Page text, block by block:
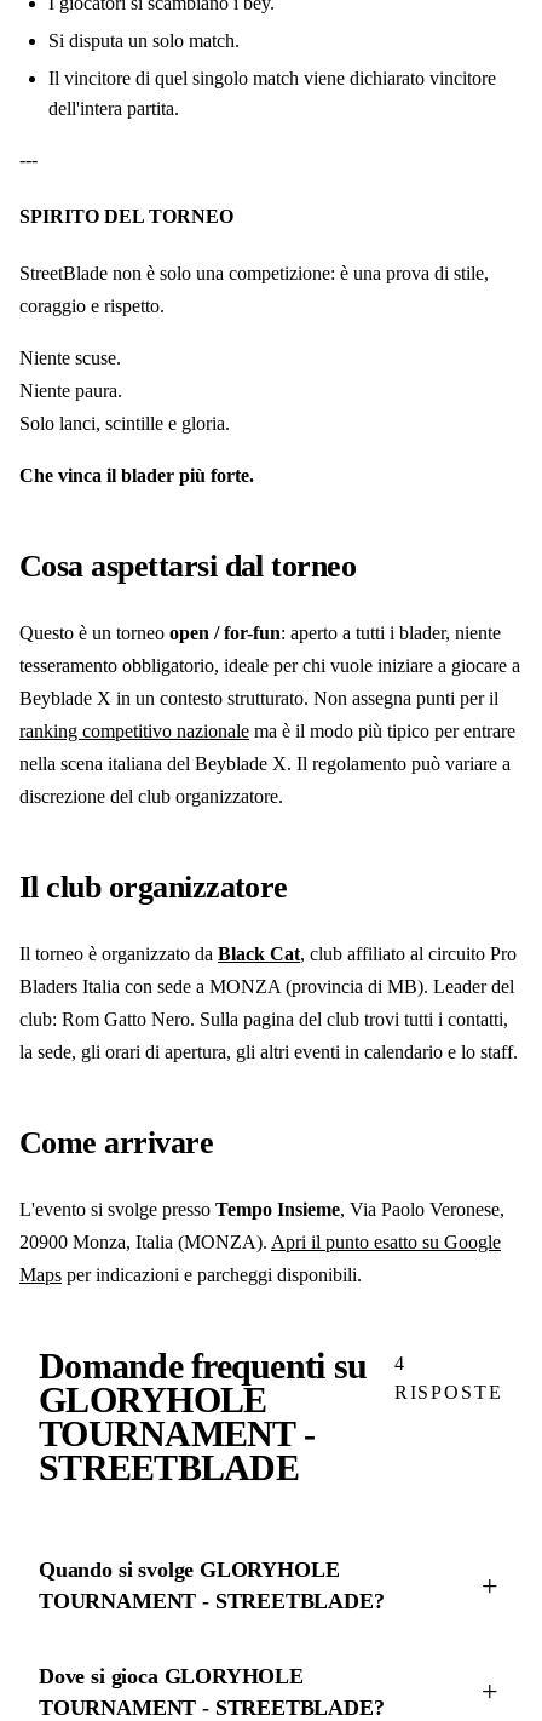
Si disputa un solo match.
Il vincitore di quel singolo match viene dichiarato vincitore
dell'intera partita.
---
SPIRITO DEL TORNEO
StreetBlade non è solo una competizione: è una prova di stile,
coraggio e rispetto.
Niente scuse.
Niente paura.
Solo lanci, scintille e gloria.
Che vinca il blader più forte.
Cosa aspettarsi dal torneo
Questo è un torneo open / for-fun: aperto a tutti i blader, niente
tesseramento obbligatorio, ideale per chi vuole iniziare a giocare a
Beyblade X in un contesto strutturato. Non assegna punti per il
ranking competitivo nazionale ma è il modo più tipico per entrare
nella scena italiana del Beyblade X. Il regolamento può variare a
discrezione del club organizzatore.
Il club organizzatore
Il torneo è organizzato da Black Cat, club affiliato al circuito Pro
Bladers Italia con sede a MONZA (provincia di MB). Leader del
club: Rom Gatto Nero. Sulla pagina del club trovi tutti i contatti,
la sede, gli orari di apertura, gli altri eventi in calendario e lo staff.
Come arrivare
L'evento si svolge presso Tempo Insieme, Via Paolo Veronese,
20900 Monza, Italia (MONZA). Apri il punto esatto su Google
Maps per indicazioni e parcheggi disponibili.
Domande frequenti su
GLORYHOLE
TOURNAMENT -
STREETBLADE
4
RISPOSTE
Quando si svolge GLORYHOLE
TOURNAMENT - STREETBLADE?
Dove si gioca GLORYHOLE
TOURNAMENT - STREETBLADE?